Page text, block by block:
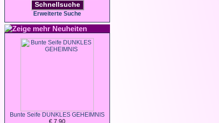
Schnellsuche
Erweiterte Suche
Neuheiten
Bunte Seife DUNKLES GEHEIMNIS
€ 7,90